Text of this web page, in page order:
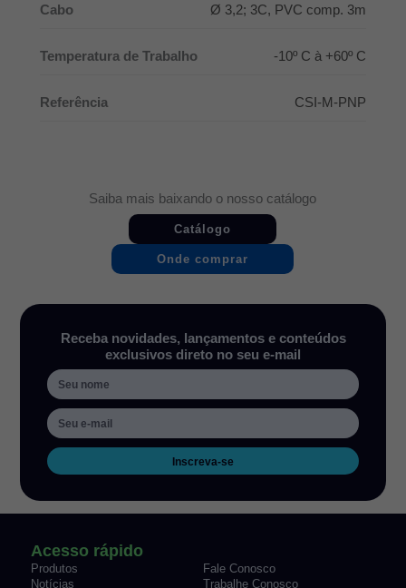
Cabo Ø 3,2; 3C, PVC comp. 3m
Temperatura de Trabalho -10º C à +60º C
Referência CSI-M-PNP
Saiba mais baixando o nosso catálogo
Catálogo
Onde comprar
Receba novidades, lançamentos e conteúdos
exclusivos direto no seu e-mail
Inscreva-se
Acesso rápido
Produtos
Fale Conosco
Notícias
Trabalhe Conosco